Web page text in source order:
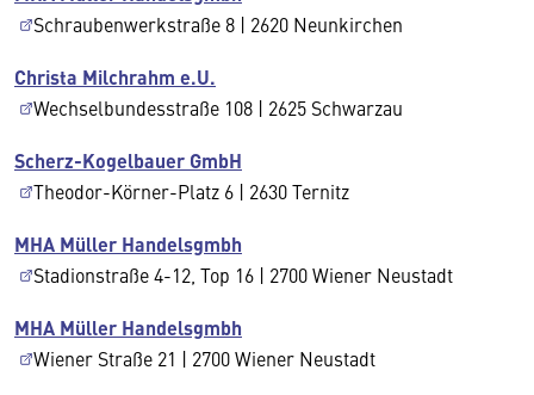
Schraubenwerkstraße 8 | 2620 Neunkirchen
Christa Milchrahm e.U.
Wechselbundesstraße 108 | 2625 Schwarzau
Scherz-Kogelbauer GmbH
Theodor-Körner-Platz 6 | 2630 Ternitz
MHA Müller Handelsgmbh
Stadionstraße 4-12, Top 16 | 2700 Wiener Neustadt
MHA Müller Handelsgmbh
Wiener Straße 21 | 2700 Wiener Neustadt